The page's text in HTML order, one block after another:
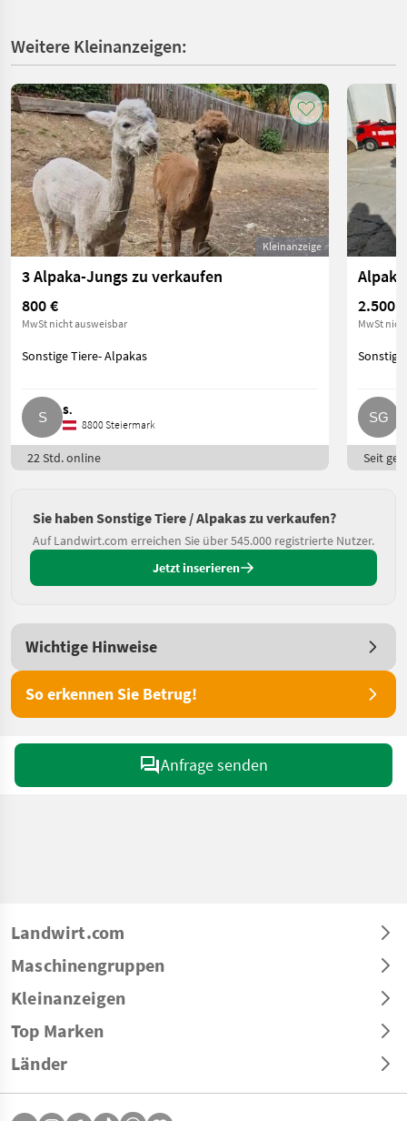
Weitere Kleinanzeigen:
Kleinanzeige
3 Alpaka-Jungs zu verkaufen
800 €
MwSt nicht ausweisbar
Sonstige Tiere- Alpakas
S.
8800 Steiermark
22 Std. online
2.500 €
MwSt
Seit
Sie haben Sonstige Tiere / Alpakas zu verkaufen?
Auf Landwirt.com erreichen Sie über 545.000 registrierte Nutzer.
Jetzt inserieren
Wichtige Hinweise
So erkennen Sie Betrug!
Anfrage senden
Landwirt.com
Maschinengruppen
Kleinanzeigen
Top Marken
Länder